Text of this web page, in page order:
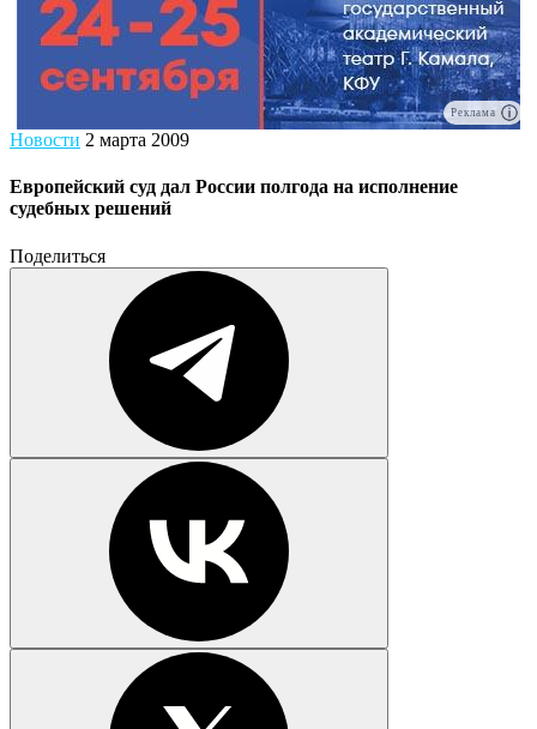
Реклама
Новости 2 марта 2009
Европейский суд дал России полгода на исполнение
судебных решений
Поделиться